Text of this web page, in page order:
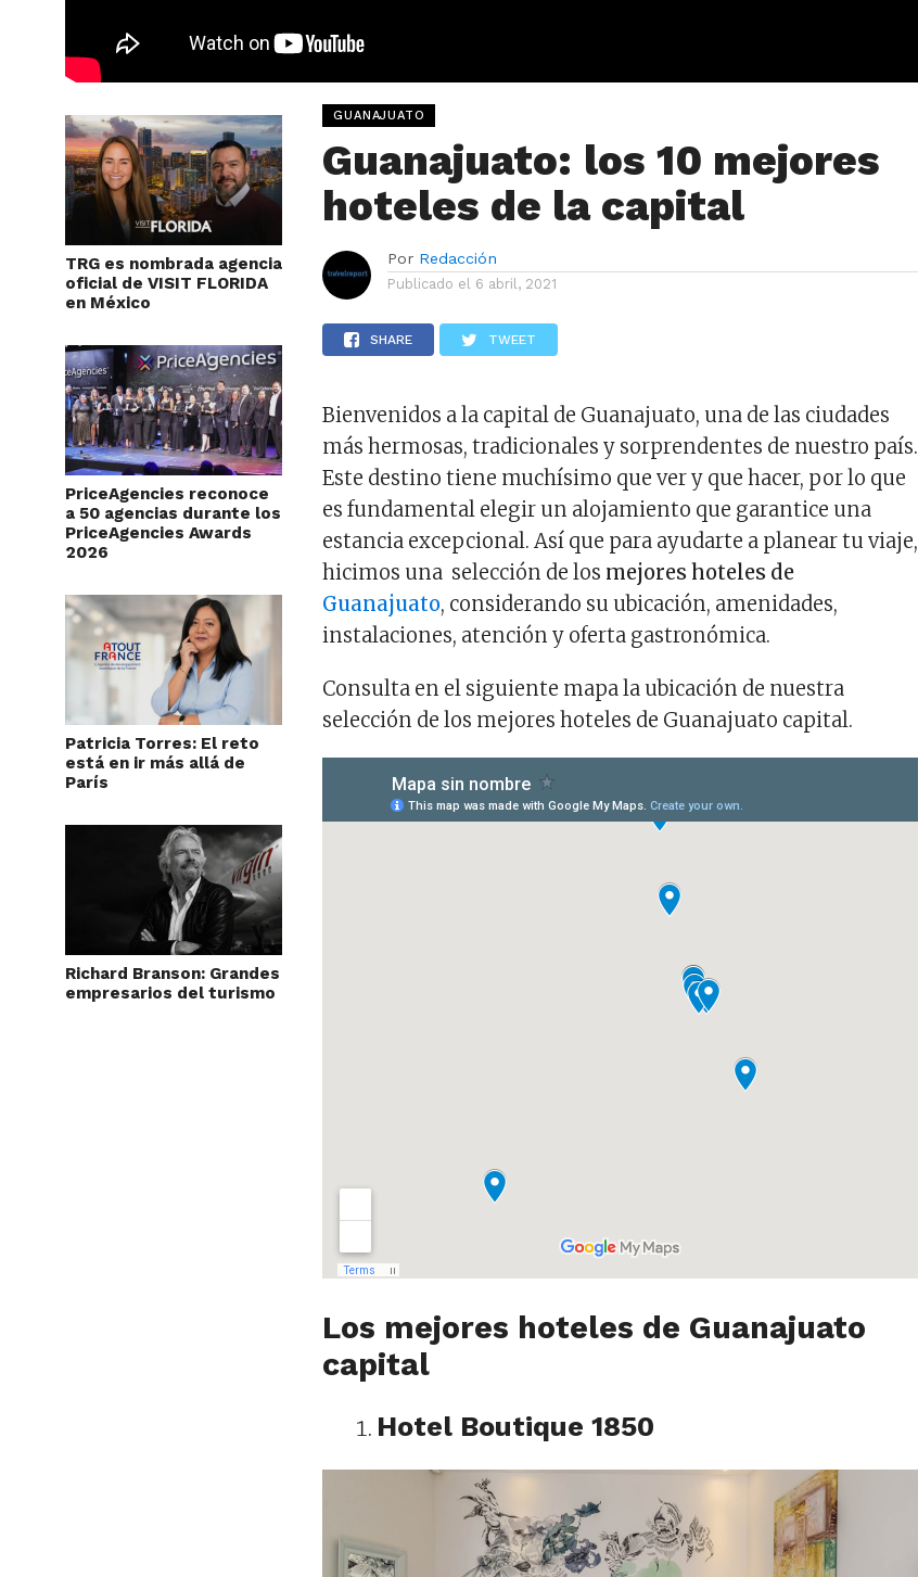
TRG es nombrada agencia
oficial de VISIT FLORIDA
en México
PriceAgencies reconoce
a 50 agencias durante los
PriceAgencies Awards
2026
Patricia Torres: El reto
está en ir más allá de
París
Richard Branson: Grandes
empresarios del turismo
GUANAJUATO
Guanajuato: los 10 mejores
hoteles de la capital
Por Redacción
Publicado el 6 abril, 2021
SHARE TWEET
Bienvenidos a la capital de Guanajuato, una de las ciudades
más hermosas, tradicionales y sorprendentes de nuestro país.
Este destino tiene muchísimo que ver y que hacer, por lo que
es fundamental elegir un alojamiento que garantice una
estancia excepcional. Así que para ayudarte a planear tu viaje,
hicimos una selección de los mejores hoteles de
Guanajuato, considerando su ubicación, amenidades,
instalaciones, atención y oferta gastronómica.
Consulta en el siguiente mapa la ubicación de nuestra
selección de los mejores hoteles de Guanajuato capital.
Los mejores hoteles de Guanajuato
capital
Hotel Boutique 1850